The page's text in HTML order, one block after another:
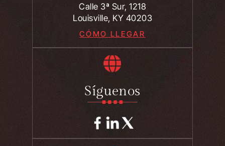
Calle 3ª Sur, 1218
Louisville, KY 40203
CÓMO LLEGAR
Síguenos